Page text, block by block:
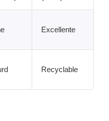
Excellente
Recyclable